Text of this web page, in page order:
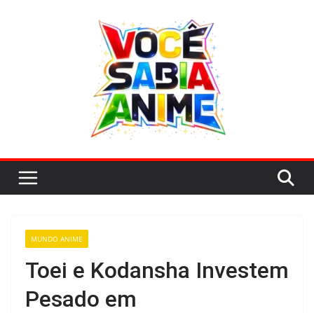
MUNDO ANIME
Toei e Kodansha Investem
Pesado em